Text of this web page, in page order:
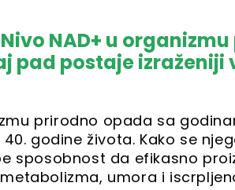
NAD+ u
pad postaje izraženiji
prirodno opada sa
godine života. Kako se
sposobnost da efikasno
umora i